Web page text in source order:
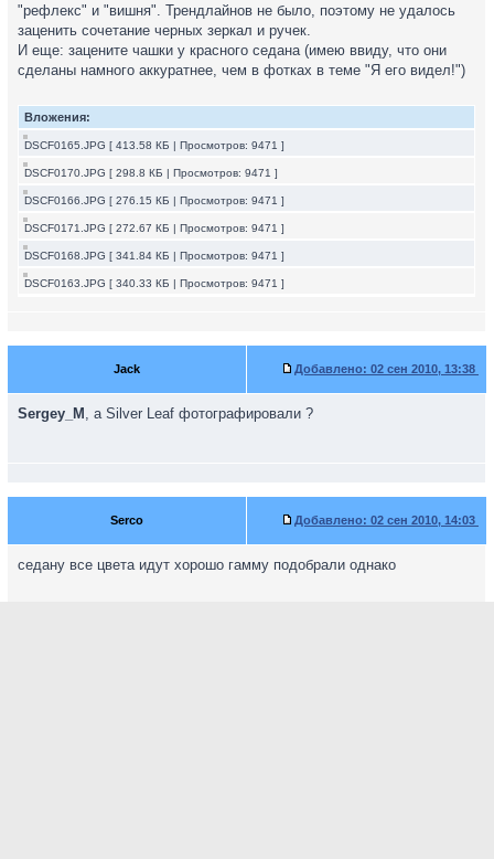
"рефлекс" и "вишня". Трендлайнов не было, поэтому не удалось
заценить сочетание черных зеркал и ручек.
И еще: зацените чашки у красного седана (имею ввиду, что они
сделаны намного аккуратнее, чем в фотках в теме "Я его видел!")
Вложения:
DSCF0165.JPG [ 413.58 КБ | Просмотров: 9471 ]
DSCF0170.JPG [ 298.8 КБ | Просмотров: 9471 ]
DSCF0166.JPG [ 276.15 КБ | Просмотров: 9471 ]
DSCF0171.JPG [ 272.67 КБ | Просмотров: 9471 ]
DSCF0168.JPG [ 341.84 КБ | Просмотров: 9471 ]
DSCF0163.JPG [ 340.33 КБ | Просмотров: 9471 ]
Jack Добавлено: 02 сен 2010, 13:38
Sergey_M , а Silver Leaf фотографировали ?
Serco Добавлено: 02 сен 2010, 14:03
седану все цвета идут хорошо гамму подобрали однако